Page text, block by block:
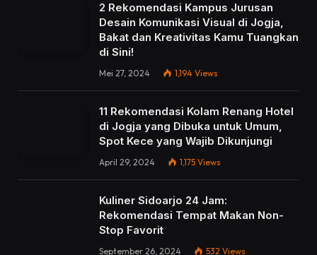
2 Rekomendasi Kampus Jurusan
Desain Komunikasi Visual di Jogja,
Bakat dan Kreativitas Kamu Tuangkan
di Sini!
Mei 27, 2024 1,194 Views
11 Rekomendasi Kolam Renang Hotel
di Jogja yang Dibuka untuk Umum,
Spot Kece yang Wajib Dikunjungi
April 29, 2024 1,175 Views
Kuliner Sidoarjo 24 Jam:
Rekomendasi Tempat Makan Non-
Stop Favorit
September 26, 2024 532 Views